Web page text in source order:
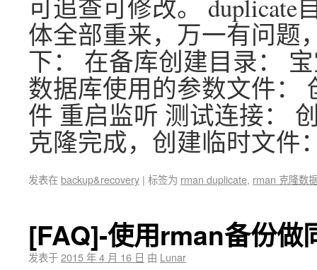
可追查可修改。 duplicate
体全部重来，万一有问题
下： 在备库创建目录：
数据库使用的参数文件：
件 重启监听 测试连接：
克隆完成，创建临时文件
发表在backup&recovery | 标签为 rman duplicate, rman 克隆数
[FAQ]-使用rman备份做
发表于2015 年 4 月 16 日 由 Lunar